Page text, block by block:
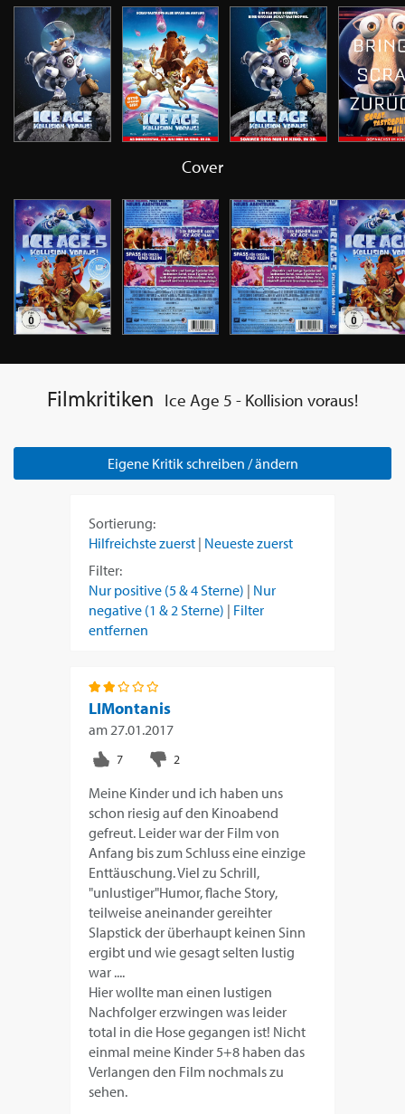
Cover
Filmkritiken Ice Age 5 - Kollision voraus!
Eigene Kritik schreiben / ändern
Sortierung:
Hilfreichste zuerst | Neueste zuerst
Filter:
Nur positive (5 & 4 Sterne) | Nur
negative (1 & 2 Sterne) | Filter
entfernen
LIMontanis
am 27.01.2017
Meine Kinder und ich haben uns
schon riesig auf den Kinoabend
gefreut. Leider war der Film von
Anfang bis zum Schluss eine einzige
Enttäuschung. Viel zu Schrill,
"unlustiger"Humor, flache Story,
teilweise aneinander gereihter
Slapstick der überhaupt keinen Sinn
ergibt und wie gesagt selten lustig
war ....
Hier wollte man einen lustigen
Nachfolger erzwingen was leider
total in die Hose gegangen ist! Nicht
einmal meine Kinder 5+8 haben das
Verlangen den Film nochmals zu
sehen.